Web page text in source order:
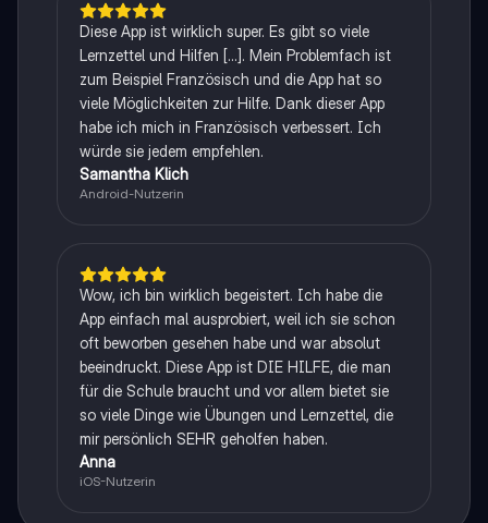
Diese App ist wirklich super. Es gibt so viele
Lernzettel und Hilfen [...]. Mein Problemfach ist
zum Beispiel Französisch und die App hat so
viele Möglichkeiten zur Hilfe. Dank dieser App
habe ich mich in Französisch verbessert. Ich
würde sie jedem empfehlen.
Samantha Klich
Android-Nutzerin
Wow, ich bin wirklich begeistert. Ich habe die
App einfach mal ausprobiert, weil ich sie schon
oft beworben gesehen habe und war absolut
beeindruckt. Diese App ist DIE HILFE, die man
für die Schule braucht und vor allem bietet sie
so viele Dinge wie Übungen und Lernzettel, die
mir persönlich SEHR geholfen haben.
Anna
iOS-Nutzerin